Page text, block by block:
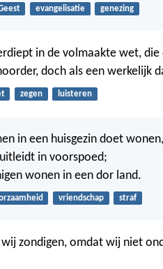
evangelisatie genezing
in de volmaakte wet,
doch als een werkelijk
zegen luisteren
in een huisgezin doet wonen,
in voorspoed;
wonen in een dor land.
vriendschap straf
zondigen, omdat wij niet